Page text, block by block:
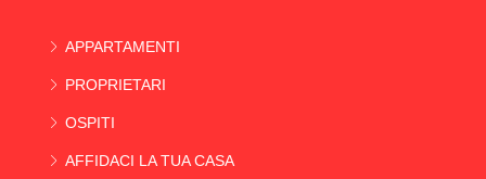
APPARTAMENTI
PROPRIETARI
OSPITI
AFFIDACI LA TUA CASA